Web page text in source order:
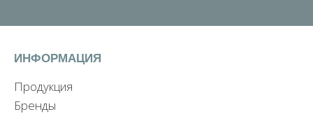
ИНФОРМАЦИЯ
Продукция
Бренды